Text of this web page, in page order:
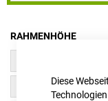
Diese
RAHMENHÖHE
XXL